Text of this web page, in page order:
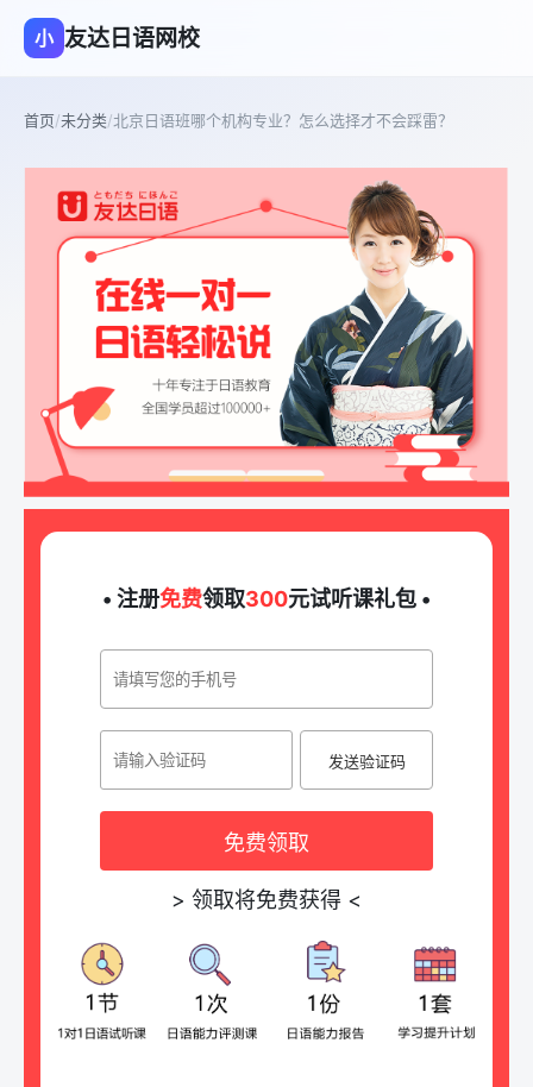
小 友达日语网校
首页/未分类/北京日语班哪个机构专业？怎么选择才不会踩雷？
• 注册免费领取300元试听课礼包 •
发送验证码
免费领取
> 领取将免费获得 <